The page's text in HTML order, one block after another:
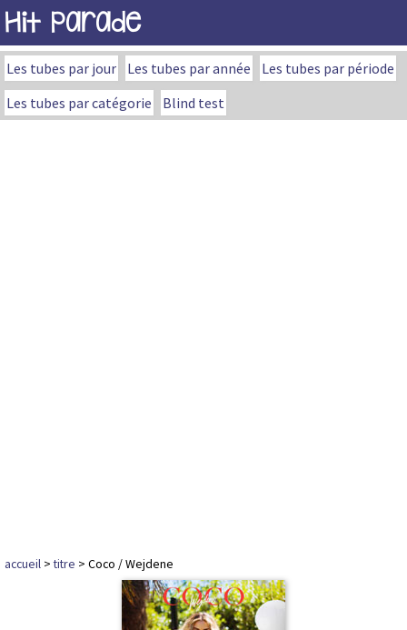
Hit Parade
Les tubes par jour Les tubes par année
Les tubes par période
Les tubes par catégorie
Blind test
accueil >titre > Coco / Wejdene